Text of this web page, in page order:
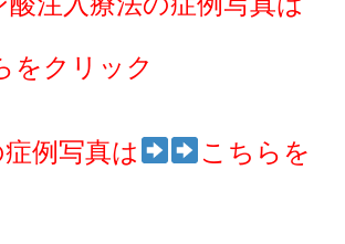
をクリック
例写真は こちらを